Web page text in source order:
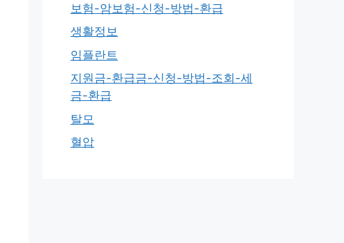
보험-암보험-신청-방법-환급
생활정보
임플란트
지원금-환급금-신청-방법-조회-세
금-환급
탈모
혈압